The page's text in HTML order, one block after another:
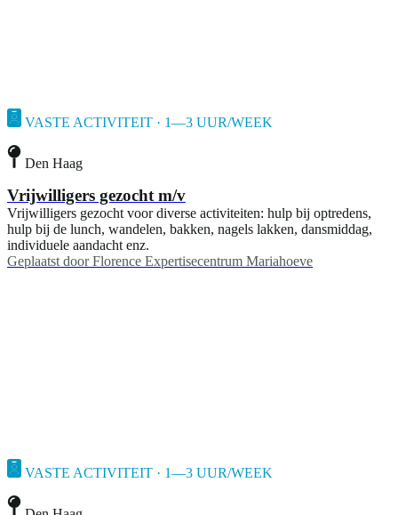
VASTE ACTIVITEIT · 1—3 UUR/WEEK
Den Haag
Vrijwilligers gezocht m/v
Vrijwilligers gezocht voor diverse activiteiten: hulp bij optredens,
hulp bij de lunch, wandelen, bakken, nagels lakken, dansmiddag,
individuele aandacht enz.
Geplaatst door Florence Expertisecentrum Mariahoeve
VASTE ACTIVITEIT · 1—3 UUR/WEEK